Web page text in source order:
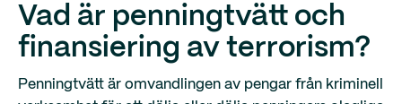
Vad är penningtvätt och
finansiering av terrorism?
Penningtvätt är omvandlingen av pengar från kriminell